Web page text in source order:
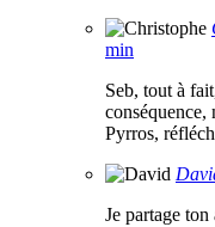
min
Seb, tout à
conséquence,
Pyrros,
Je partage